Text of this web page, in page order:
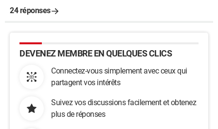
24 réponses
DEVENEZ MEMBRE EN QUELQUES CLICS
Connectez-vous simplement avec ceux qui
partagent vos intérêts
Suivez vos discussions facilement et obtenez
plus de réponses